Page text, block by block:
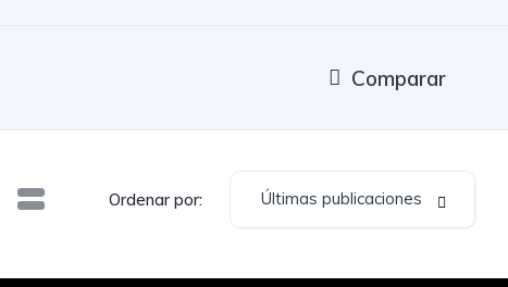
Comparar
Ordenar por: Últimas publicaciones